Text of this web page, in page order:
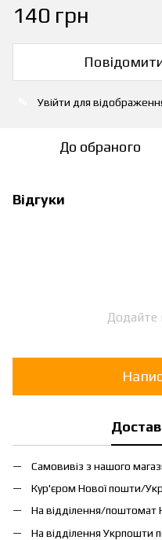
140 грн
Увійти для
До обраного
Відгуки
Додайте
Самовивіз з нашого
Кур'єром Нової пошти/
На відділення/поштомат
На відділення Укрпошти